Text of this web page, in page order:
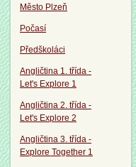
Město Plzeň
Počasí
Předškoláci
Angličtina 1. třída -
Let's Explore 1
Angličtina 2. třída -
Let's Explore 2
Angličtina 3. třída -
Explore Together 1